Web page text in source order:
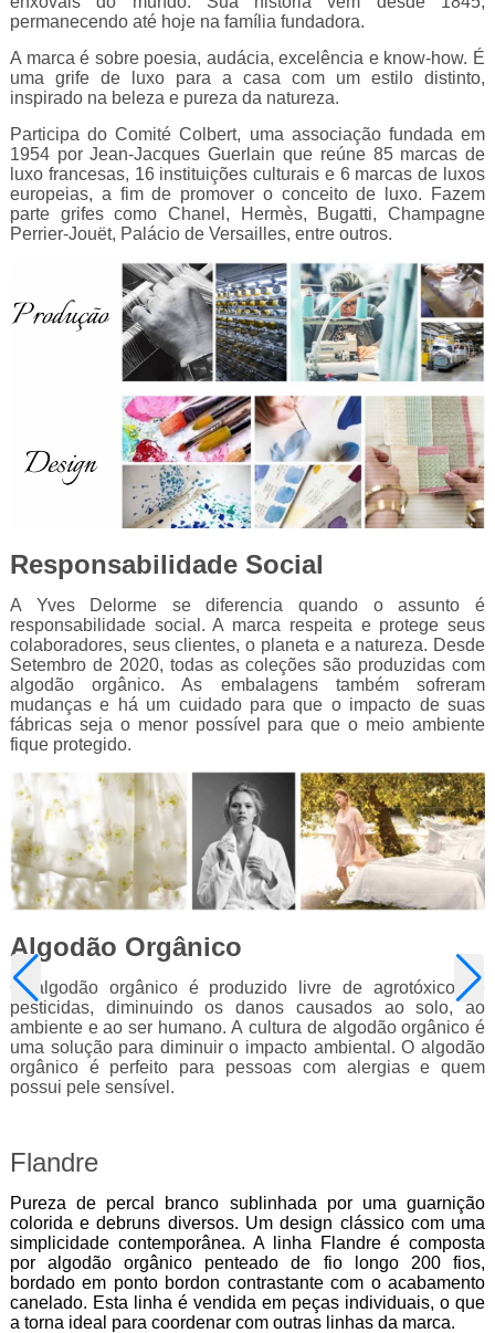
permanecendo até hoje na família fundadora.
A marca é sobre poesia, audácia, excelência e know-how. É
uma grife de luxo para a casa com um estilo distinto,
inspirado na beleza e pureza da natureza.
Participa do Comité Colbert, uma associação fundada em
1954 por Jean-Jacques Guerlain que reúne 85 marcas de
luxo francesas, 16 instituições culturais e 6 marcas de luxos
europeias, a fim de promover o conceito de luxo. Fazem
parte grifes como Chanel, Hermès, Bugatti, Champagne
Perrier-Jouët, Palácio de Versailles, entre outros.
Responsabilidade Social
A Yves Delorme se diferencia quando o assunto é
responsabilidade social. A marca respeita e protege seus
colaboradores, seus clientes, o planeta e a natureza. Desde
Setembro de 2020, todas as coleções são produzidas com
algodão orgânico. As embalagens também sofreram
mudanças e há um cuidado para que o impacto de suas
fábricas seja o menor possível para que o meio ambiente
fique protegido.
Algodão Orgânico
O algodão orgânico é produzido livre de agrotóxicos e
pesticidas, diminuindo os danos causados ao solo, ao
ambiente e ao ser humano. A cultura de algodão orgânico é
uma solução para diminuir o impacto ambiental. O algodão
orgânico é perfeito para pessoas com alergias e quem
possui pele sensível.
Flandre
Pureza de percal branco sublinhada por uma guarnição
colorida e debruns diversos. Um design clássico com uma
simplicidade contemporânea. A linha Flandre é composta
por algodão orgânico penteado de fio longo 200 fios,
bordado em ponto bordon contrastante com o acabamento
canelado. Esta linha é vendida em peças individuais, o que
a torna ideal para coordenar com outras linhas da marca.